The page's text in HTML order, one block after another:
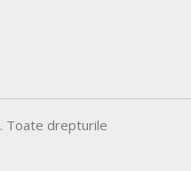
. Toate drepturile